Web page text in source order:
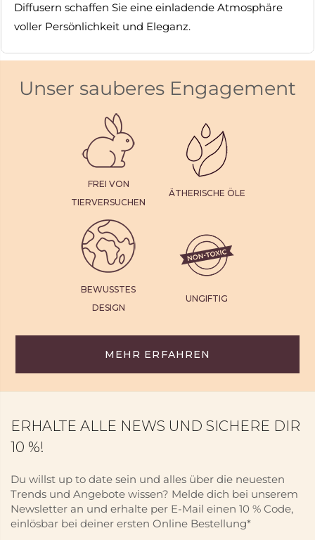
Diffusern schaffen Sie eine einladende Atmosphäre
voller Persönlichkeit und Eleganz.
Unser sauberes Engagement
FREI VON
TIERVERSUCHEN
ÄTHERISCHE ÖLE
BEWUSSTES
DESIGN
UNGIFTIG
MEHR ERFAHREN
ERHALTE ALLE NEWS UND SICHERE DIR
10 %!
Du willst up to date sein und alles über die neuesten
Trends und Angebote wissen? Melde dich bei unserem
Newsletter an und erhalte per E-Mail einen 10 % Code,
einlösbar bei deiner ersten Online Bestellung*